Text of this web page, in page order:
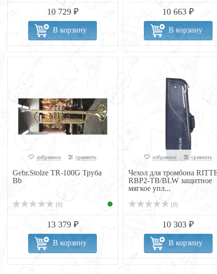
10 729 ₽
В корзину
10 663 ₽
В корзину
избранное сравнить
Gebr.Stolze TR-100G Труба
Bb
(0)
13 379 ₽
В корзину
избранное сравнить
Чехол для тромбона
RBP2-TB/BLW защитное
мягкое упл...
(0)
10 303 ₽
В корзину